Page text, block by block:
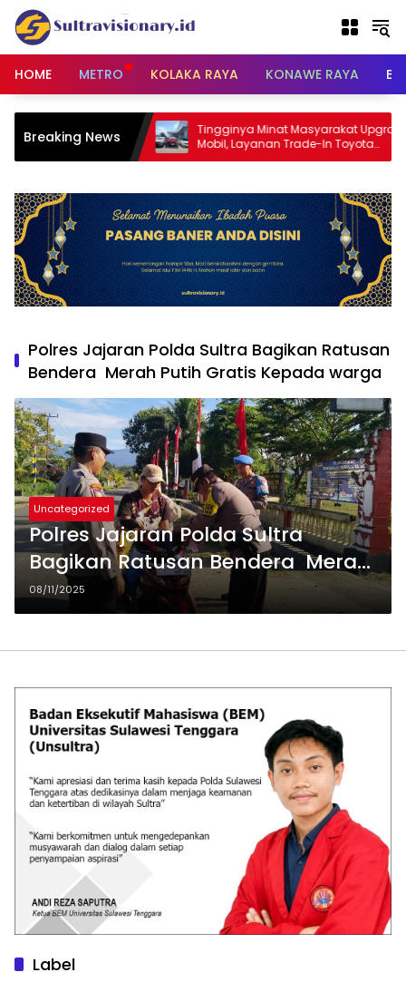
Langsung
konten
HOME
METRO KOLAKA RAYA KONAWE RAYA
Breaking News
Abdul
Utama Cegah
Sosial
Tingginya Minat Masyarakat Upgrade
Mobil, Layanan Trade-In Toyota
Kebanjiran Permintaan
Polres Jajaran Polda Sultra Bagikan Ratusan
Bendera Merah Putih Gratis Kepada warga
Uncategorized
Polres Jajaran Polda Sultra
Bagikan Ratusan Bendera Merah
Putih Gratis Kepada warga
08/11/2025
Label